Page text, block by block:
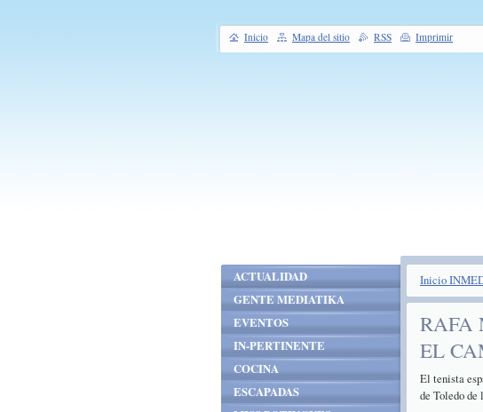
Inicio
RAFA
EL
El tenista
de Toledo
ACTUALIDAD
GENTE MEDIATIKA
EVENTOS
IN-PERTINENTE
COCINA
ESCAPADAS
Inicio Mapa del sitio RSS Imprimir